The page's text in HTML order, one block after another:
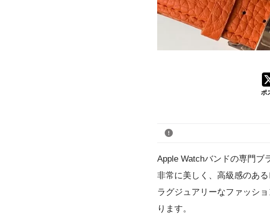
ポ
Apple Watchバンドの専門ブ
非常に美しく、高級感のあ
ラグジュアリーなファッシ
ります。